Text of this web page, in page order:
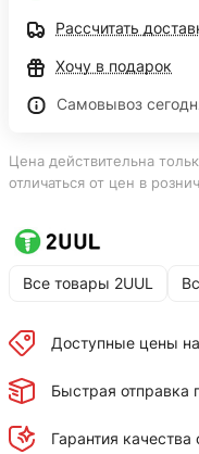
Рассчитать
Хочу в подарок
Самовывоз
Цена действительна
отличаться от цен в
Все товары 2UUL
Доступные цены
Быстрая отправка
Гарантия качества